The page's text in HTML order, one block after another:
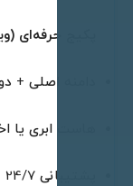
پکیج حرفه‌ای (ویژه):
دامنه اصلی + دو
هاست ابری یا اختصاصی